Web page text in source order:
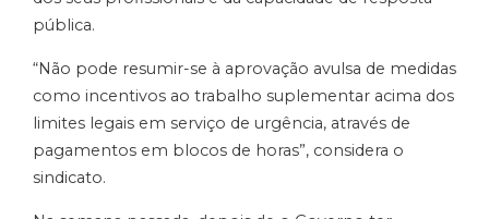
pública.
“Não pode resumir-se à aprovação avulsa de medidas
como incentivos ao trabalho suplementar acima dos
limites legais em serviço de urgência, através de
pagamentos em blocos de horas”, considera o
sindicato.